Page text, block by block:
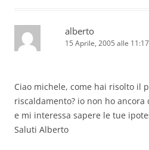
alberto
15 Aprile, 2005 alle 11:17
Ciao michele, come hai risolto il
riscaldamento? io non ho
e mi interessa sapere le tue
Saluti Alberto